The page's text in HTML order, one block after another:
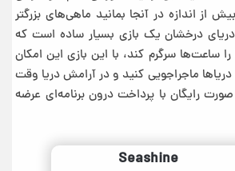
از اندازه در آنجا بمانید ماهی‌های بزرگتر
دریای درخشان یک بازی بسیار ساده است که
ساعت‌ها سرگرم کند، با این بازی این امکان
ماجراجویی کنید و در آرامش دریا وقت
رایگان با پرداخت درون برنامه‌ای عرضه
Seashine